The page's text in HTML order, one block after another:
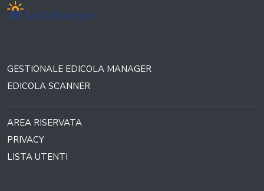
GESTIONALE EDICOLA MANAGER
EDICOLA SCANNER
AREA RISERVATA
PRIVACY
LISTA UTENTI